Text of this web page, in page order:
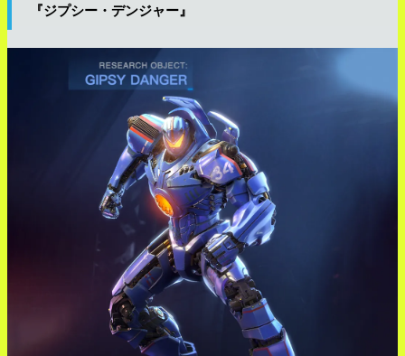
『ジプシー・デンジャー』